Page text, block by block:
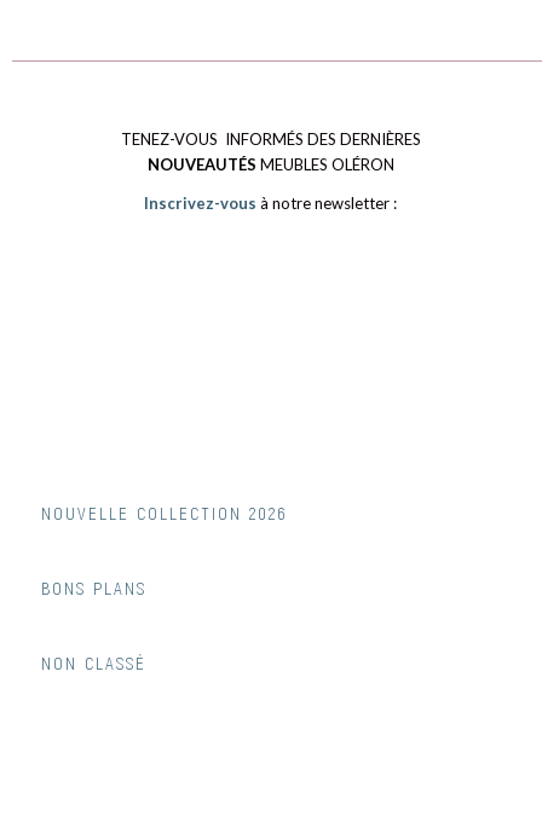
TENEZ-VOUS INFORMÉS DES DERNIÈRES
NOUVEAUTÉS MEUBLES OLÉRON
Inscrivez-vous à notre newsletter :
NOUVELLE COLLECTION 2026
BONS PLANS
NON CLASSÉ